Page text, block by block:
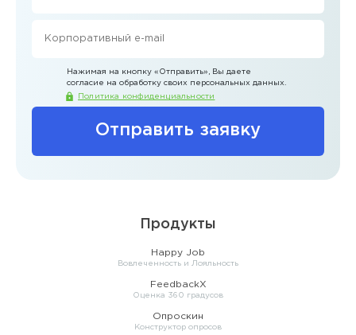
Отправить заявку
Нажимая на кнопку «Отправить» , Вы даете
согласие на обработку своих персональных данных.
Политика конфиденциальности
Продукты
Happy Job
Вовлеченность и Лояльность
FeedbackX
Оценка 360 градусов
Опроскин
Конструктор опросов